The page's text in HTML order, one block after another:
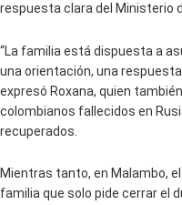
respuesta clara del Ministerio
“La familia está dispuesta a
una orientación, una
expresó Roxana, quien
colombianos fallecidos en
recuperados.
Mientras tanto, en Malambo,
familia que solo pide cerrar el